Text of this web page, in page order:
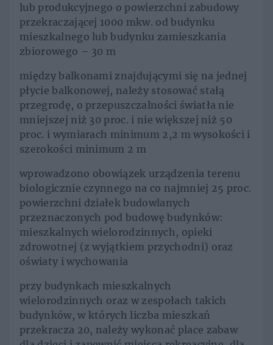
lub produkcyjnego o powierzchni zabudowy
przekraczającej 1000 mkw. od budynku
mieszkalnego lub budynku zamieszkania
zbiorowego – 30 m
między balkonami znajdującymi się na jednej
płycie balkonowej, należy stosować stałą
przegrodę, o przepuszczalności światła nie
mniejszej niż 30 proc. i nie większej niż 50
proc. i wymiarach minimum 2,2 m wysokości i
szerokości minimum 2 m
wprowadzono obowiązek urządzenia terenu
biologicznie czynnego na co najmniej 25 proc.
powierzchni działek budowlanych
przeznaczonych pod budowę budynków:
mieszkalnych wielorodzinnych, opieki
zdrowotnej (z wyjątkiem przychodni) oraz
oświaty i wychowania
przy budynkach mieszkalnych
wielorodzinnych oraz w zespołach takich
budynków, w których liczba mieszkań
przekracza 20, należy wykonać place zabaw